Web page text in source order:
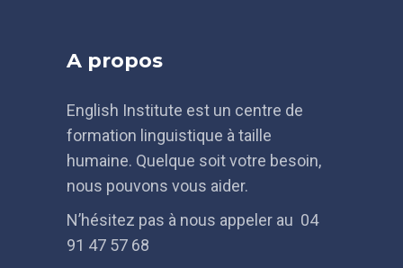
A propos
English Institute est un centre de
formation linguistique à taille
humaine. Quelque soit votre besoin,
nous pouvons vous aider.
N’hésitez pas à nous appeler au 04
91 47 57 68